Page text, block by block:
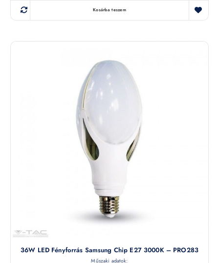
Kosárba teszem
36W LED Fényforrás Samsung Chip E27 3000K – PRO283
Műszaki adatok: